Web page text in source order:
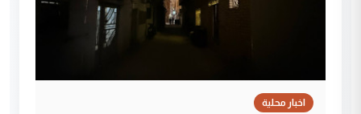
اخبار محلية